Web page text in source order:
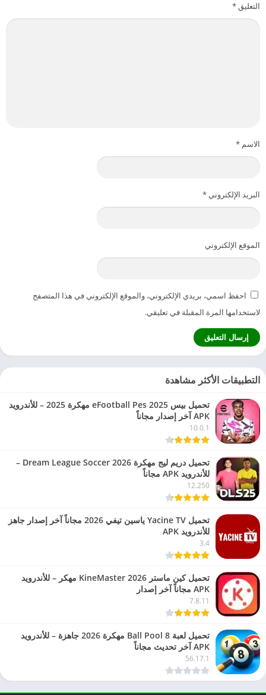
التعليق*
الاسم *
البريد الإلكتروني *
الموقع الإلكتروني
احفظ اسمي، بريدي الإلكتروني، والموقع الإلكتروني في هذا المتصفح
لاستخدامها المرة المقبلة في تعليقي.
التطبيقات الأكثر مشاهدة
تحميل بيس eFootball Pes 2025 مهكرة 2025 – للأندرويد
APK آخر إصدار مجاناً
10.0.1
تحميل دريم ليج مهكرة 2026 Dream League Soccer –
للأندرويد APK مجاناً
12.250
تحميل Yacine TV ياسين تيفي 2026 مجاناً آخر إصدار جاهز
للأندرويد APK
3.4
تحميل كين ماستر 2026 KineMaster مهكر – للأندرويد
APK مجاناً آخر إصدار
7.8.11
تحميل لعبة 8 Ball Pool مهكرة 2026 جاهزة – للأندرويد
APK آخر تحديث مجاناً
56.17.1